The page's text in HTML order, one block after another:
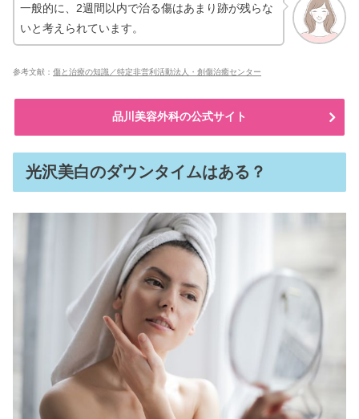
一般的に、2週間以内で治る傷はあまり跡が残らな
いと考えられています。
参考文献： 傷と治療の知識／特定非営利活動法人・創傷治癒センター
品川美容外科の公式サイト
光沢美白のダウンタイムはある？